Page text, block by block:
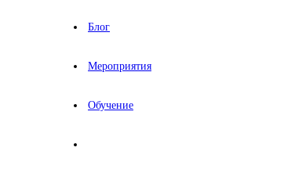
Блог
Мероприятия
Обучение